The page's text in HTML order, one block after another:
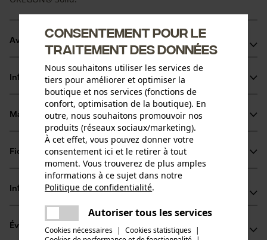
Avantages du produit
Assure une connexion précise et sécurisée entre le rail et la
chaîne
Simple et permet une remise en service rapide de la
tronçonneuse
Haute résistance aux charges mécaniques
Informations sur le produit
Détails du produit
Type dactivité
Groupe dâge
Matériau & entretien
Matériau
Matériau principal
Fiches techniques
Fiche technique du fabricant (PDF)
Informations fabricant
Oregon Tool GmbH
Lise-Meitner-Str. 4
Évaluations
Consentement pour le
traitement des données
Nous souhaitons utiliser les services de
tiers pour améliorer et optimiser la
boutique et nos services (fonctions de
confort, optimisation de la boutique). En
outre, nous souhaitons promouvoir nos
produits (réseaux sociaux/marketing).
À cet effet, vous pouvez donner votre
consentement ici et le retirer à tout
moment. Vous trouverez de plus amples
informations à ce sujet dans notre
Politique de confidentialité.
Autoriser tous les services
Cookies nécessaires | Cookies statistiques |
Une erreur s'est produite. Veuillez
essayer encore.
partager
partager